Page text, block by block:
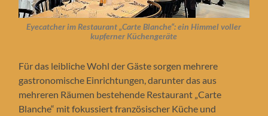
Eyecatcher im Restaurant „Carte Blanche“: ein Himmel voller
kupferner Küchengeräte
Für das leibliche Wohl der Gäste sorgen mehrere
gastronomische Einrichtungen, darunter das aus
mehreren Räumen bestehende Restaurant „Carte
Blanche“ mit fokussiert französischer Küche und